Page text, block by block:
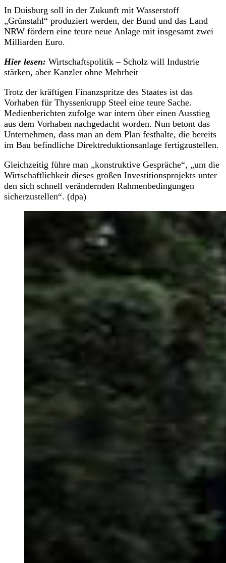
In Duisburg soll in der Zukunft mit Wasserstoff
„Grünstahl“ produziert werden, der Bund und das Land
NRW fördern eine teure neue Anlage mit insgesamt zwei
Milliarden Euro.
Hier lesen: Wirtschaftspolitik – Scholz will Industrie
stärken, aber Kanzler ohne Mehrheit
Trotz der kräftigen Finanzspritze des Staates ist das
Vorhaben für Thyssenkrupp Steel eine teure Sache.
Medienberichten zufolge war intern über einen Ausstieg
aus dem Vorhaben nachgedacht worden. Nun betont das
Unternehmen, dass man an dem Plan festhalte, die bereits
im Bau befindliche Direktreduktionsanlage fertigzustellen.
Gleichzeitig führe man „konstruktive Gespräche“, „um die
Wirtschaftlichkeit dieses großen Investitionsprojekts unter
den sich schnell verändernden Rahmenbedingungen
sicherzustellen“. (dpa)